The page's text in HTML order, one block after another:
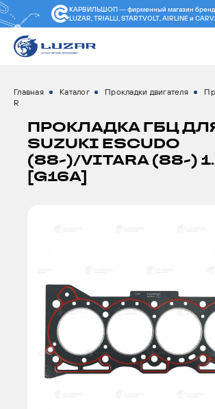
КАРВИЛЬШОП — фирменный магазин
LUZAR, TRIALLI, STARTVOLT, AIRLINE и
Главная Каталог Прокладки двигателя
R
ПРОКЛАДКА ГБЦ
SUZUKI ESCUDO
(88-)/VITARA (88-)
[G16A]